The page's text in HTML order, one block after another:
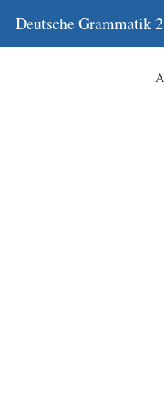
Inhalt
springen
Deutsche Grammatik